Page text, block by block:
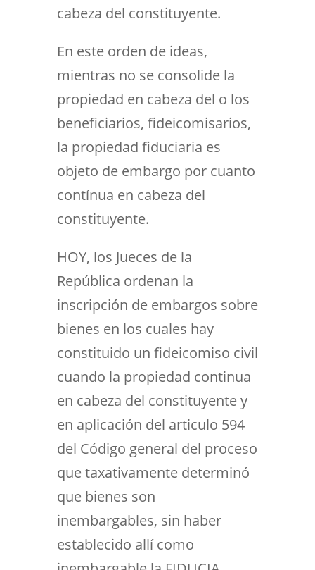
cabeza del constituyente.
En este orden de ideas,
mientras no se consolide la
propiedad en cabeza del o los
beneficiarios, fideicomisarios,
la propiedad fiduciaria es
objeto de embargo por cuanto
contínua en cabeza del
constituyente.
HOY, los Jueces de la
República ordenan la
inscripción de embargos sobre
bienes en los cuales hay
constituido un fideicomiso civil
cuando la propiedad continua
en cabeza del constituyente y
en aplicación del articulo 594
del Código general del proceso
que taxativamente determinó
que bienes son
inembargables, sin haber
establecido allí como